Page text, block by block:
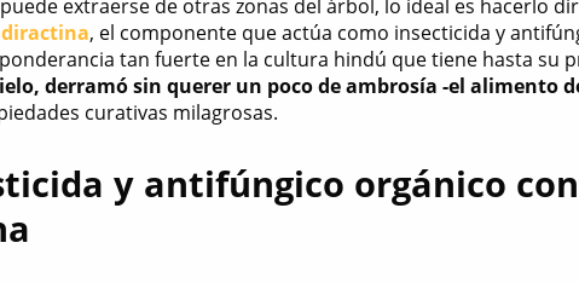
extraerse de otras zonas del árbol, lo ideal es hacerlo
, el componente que actúa como insecticida y
tan fuerte en la cultura hindú que tiene hasta su
derramó sin querer un poco de ambrosía -el alimento
curativas milagrosas.
y antifúngico orgánico